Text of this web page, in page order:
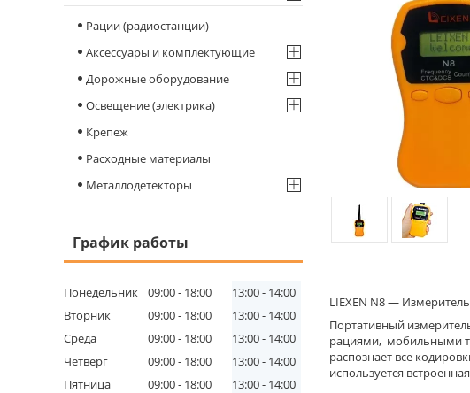
LIEXEN N8 —
Портативный
рациями, мобильными
распознает все
используется
Рации (радиостанции)
Аксессуары и комплектующие
Дорожные оборудование
Освещение (электрика)
Крепеж
Расходные материалы
Металлодетекторы
График работы
Понедельник 09:00 18:00 13:00
14:00
Вторник
09:00 18:00 13:00
14:00
Среда
09:00 18:00 13:00
14:00
Четверг
09:00 18:00 13:00
14:00
Пятница
09:00 18:00 13:00
14:00